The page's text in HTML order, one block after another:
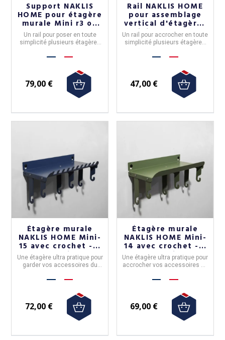
Support NAKLIS
HOME pour étagère
murale Mini r3 ou
r4 - 2 modèles 5
coloris
Un rail pour poser en toute
simplicité plusieurs étagères
hauteurs au choix
79,00 €
Rail NAKLIS HOME
pour assemblage
vertical d'étagères
Mini R1 et R2 - 2
modèles 5 coloris
Un rail pour accrocher en toute
simplicité plusieurs étagères
longueurs au choix
47,00 €
Étagère murale
NAKLIS HOME Mini-
15 avec crochet - 5
coloris
Une étagère ultra pratique pour
garder vos accessoires du
couleurs au choix
72,00 €
Étagère murale
NAKLIS HOME Mini-
14 avec crochet - 5
coloris
Une étagère ultra pratique pour
accrocher vos accessoires du
69,00 €